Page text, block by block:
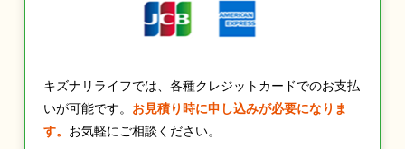
キズナリライフでは、各種クレジットカードでのお支払
いが可能です。 お見積り時に申し込みが必要になりま
す。 お気軽にご相談ください。